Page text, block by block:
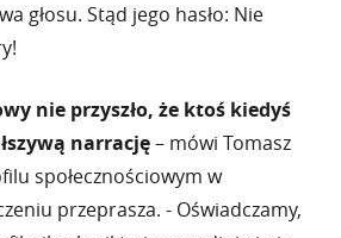
głosu. Stąd jego hasło: Nie
nie przyszło, że ktoś kiedyś
narrację– mówi Tomasz
społecznościowym w
przeprasza. - Oświadczamy,